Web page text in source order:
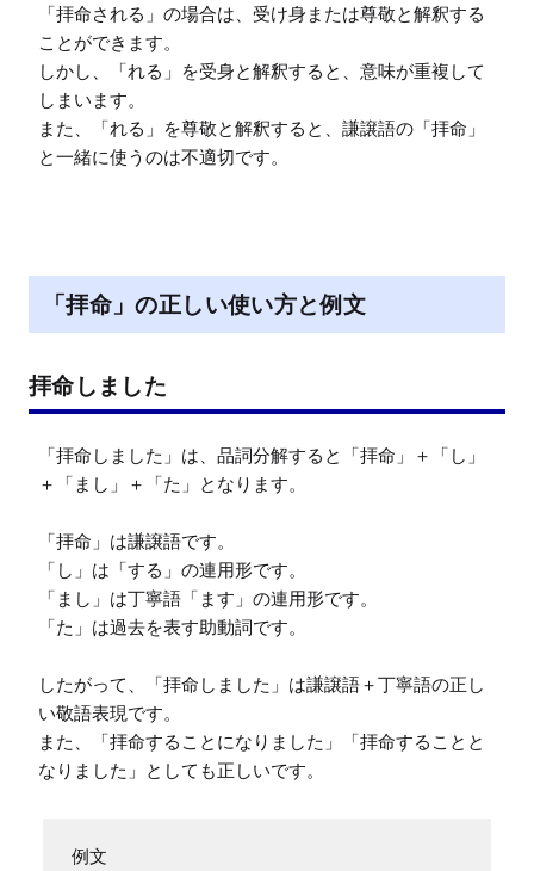
「拝命される」の場合は、受け身または尊敬と解釈する
ことができます。
しかし、「れる」を受身と解釈すると、意味が重複して
しまいます。
また、「れる」を尊敬と解釈すると、謙譲語の「拝命」
と一緒に使うのは不適切です。
「拝命」の正しい使い方と例文
拝命しました
「拝命しました」は、品詞分解すると「拝命」＋「し」
＋「まし」＋「た」となります。
「拝命」は謙譲語です。
「し」は「する」の連用形です。
「まし」は丁寧語「ます」の連用形です。
「た」は過去を表す助動詞です。
したがって、「拝命しました」は謙譲語＋丁寧語の正し
い敬語表現です。
また、「拝命することになりました」「拝命することと
なりました」としても正しいです。
例文